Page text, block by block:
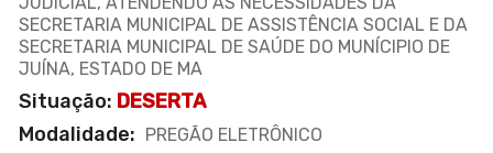
SECRETARIA MUNICIPAL DE ASSISTÊNCIA SOCIAL E DA
SECRETARIA MUNICIPAL DE SAÚDE DO MUNÍCIPIO DE
JUÍNA, ESTADO DE MA
Situação: DESERTA
Modalidade: PREGÃO ELETRÔNICO